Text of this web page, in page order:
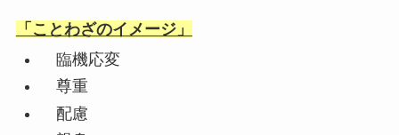
「ことわざのイメージ」
臨機応変
尊重
配慮